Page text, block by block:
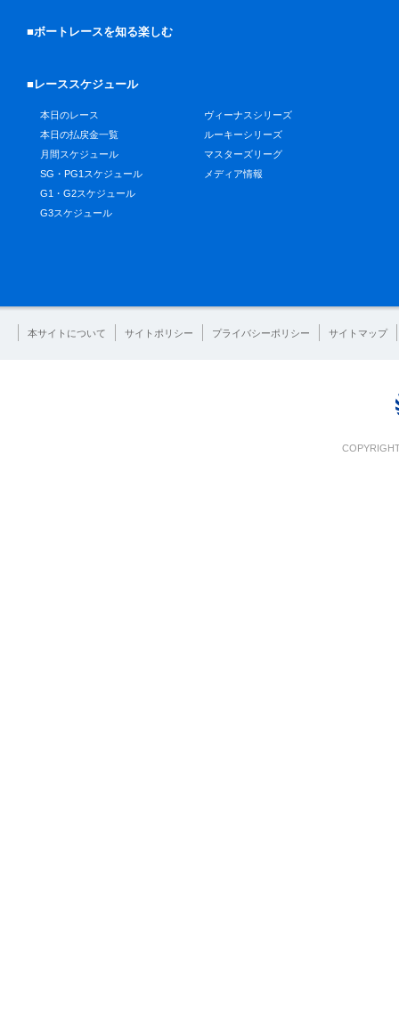
■ボートレースを知る楽しむ
■レーススケジュール
本日のレース
本日の払戻金一覧
月間スケジュール
SG・PG1スケジュール
G1・G2スケジュール
G3スケジュール
ヴィーナスシリーズ
ルーキーシリーズ
マスターズリーグ
メディア情報
本サイトについて サイトポリシー プライバシーポリシー サイトマップ